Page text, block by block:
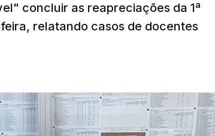
concluir as reapreciações da 1ª
relatando casos de docentes